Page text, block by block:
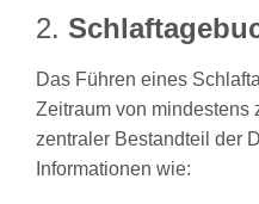
2.
Das Führen eines
Zeitraum von mindestens
zentraler Bestandteil der
Informationen wie: